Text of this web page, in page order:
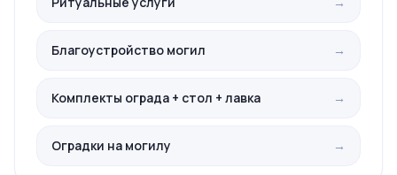
Благоустройство могил →
Комплекты ограда + стол + лавка →
Оградки на могилу →